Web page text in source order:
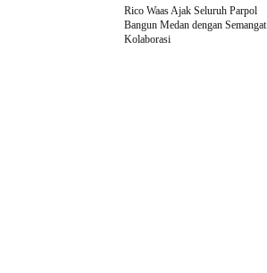
Rico Waas Ajak Seluruh Parpol
Bangun Medan dengan Semangat
Kolaborasi